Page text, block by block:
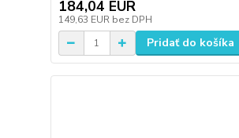
184,04 EUR
149,63 EUR bez DPH
Pridať do košíka